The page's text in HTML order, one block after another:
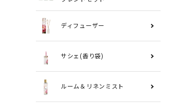
ディフューザー
サシェ(香り袋)
ルーム＆リネンミスト